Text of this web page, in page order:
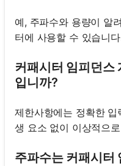
예, 주파수와 용량이 알
터에 사용할 수 있습니
커패시터 임피던스
입니까?
제한사항에는 정확한
생 요소 없이 이상적으
주파수는 커패시터